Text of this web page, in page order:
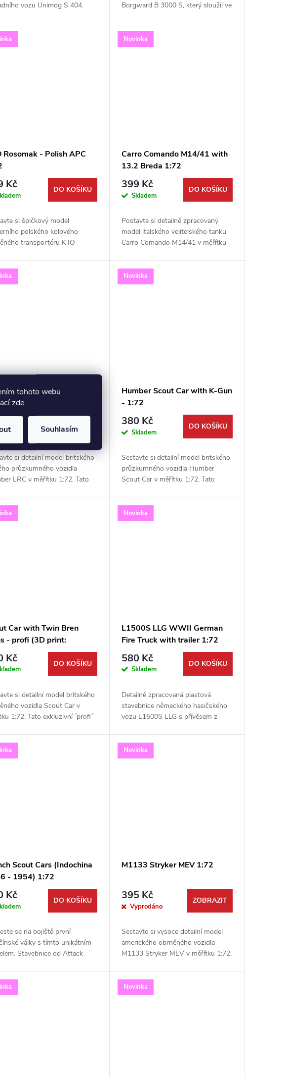
tohoto webu
zde.
Souhlasím
vozu Unimog S 404.
pickup se stahovací...
Borgward B 3000 S, který sloužil ve
stavebnice od firmy...
Rosomak - Polish APC
Kč DO KOŠÍKU
si špičkový model
polského kolového
transportéru KTO
IBG Models je skvělou...
Novinka
Carro Comando M14/41 with
13.2 Breda 1:72
399 Kč
Skladem
DO KOŠÍKU
Postavte si detailně zpracovaný
model italského velitelského tanku
Carro Comando M14/41 v měřítku
odstraněnou...
LRC 1st CIABG 1:72
ZOBRAZIT
si detailní model britského
průzkumného vozidla
LRC v měřítku 1:72. Tato
Novinka
Humber Scout Car with K-Gun
- 1:72
380 Kč
Skladem
DO KOŠÍKU
Sestavte si detailní model britského
průzkumného vozidla Humber
Scout Car v měřítku 1:72. Tato
vyzbrojenou...
Car with Twin Bren
- profi (3D print:
Gun) 1:72
Kč DO KOŠÍKU
si detailní model britského
vozidla Scout Car v
1:72. Tato exkluzivní ´profi´
Novinka
L1500S LLG WWII German
Fire Truck with trailer 1:72
580 Kč
Skladem
DO KOŠÍKU
Detailně zpracovaná plastová
stavebnice německého hasičského
vozu L1500S LLG s přívěsem z
výrobce Attack...
Scout Cars (Indochina
- 1954) 1:72
Kč DO KOŠÍKU
se na bojiště první
války s tímto unikátním
Stavebnice od Attack
ve...
Novinka
M1133 Stryker MEV 1:72
395 Kč
Vyprodáno
ZOBRAZIT
Sestavte si vysoce detailní model
amerického obrněného vozidla
M1133 Stryker MEV v měřítku 1:72.
zachycuje specifickou...
Novinka